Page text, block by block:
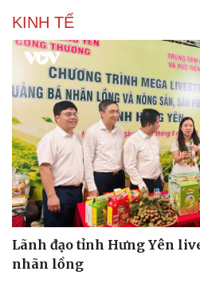
Văn hóa
Sân khấu - Điện ảnh
Văn học
Âm nhạc
KINH TẾ
Lãnh đạo tỉnh Hưng Yên
nhãn lồng